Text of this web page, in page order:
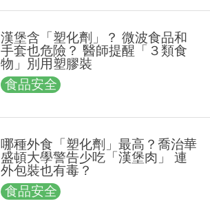
漢堡含「塑化劑」？ 微波食品和
手套也危險？ 醫師提醒「３類食
物」別用塑膠裝
食品安全
哪種外食「塑化劑」最高？喬治華
盛頓大學警告少吃「漢堡肉」 連
外包裝也有毒？
食品安全